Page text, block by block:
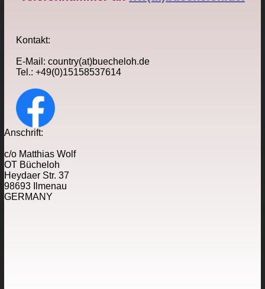
Kontakt:
E-Mail: country(at)buecheloh.de
Tel.: +49(0)15158537614
Anschrift:
c/o Matthias Wolf
OT Bücheloh
Heydaer Str. 37
98693 Ilmenau
GERMANY